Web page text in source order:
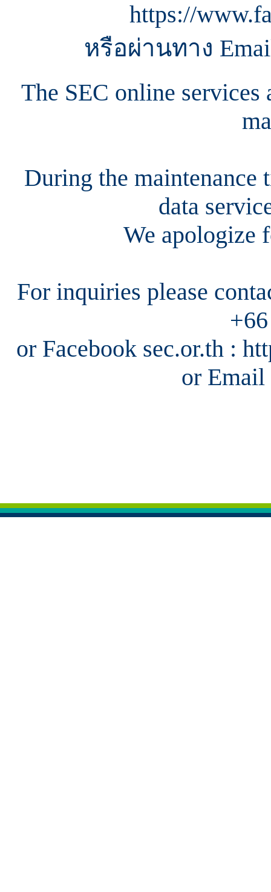
https://
หรือผ่านทาง
The SEC online
During the maintenance
data
We apologize
For inquiries please
or Facebook sec.or.th :
or Email